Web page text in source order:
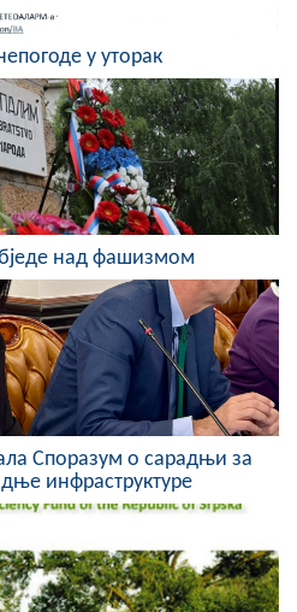
ЗАШТИТА
у уторак
над фашизмом
Споразум о сарадњи за
инфраструктуре